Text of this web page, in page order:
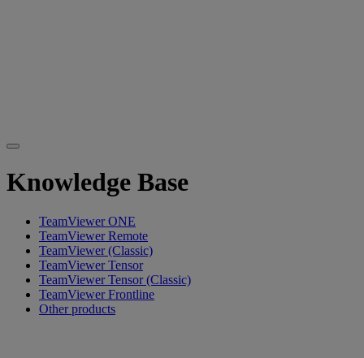
Knowledge Base
TeamViewer ONE
TeamViewer Remote
TeamViewer (Classic)
TeamViewer Tensor
TeamViewer Tensor (Classic)
TeamViewer Frontline
Other products